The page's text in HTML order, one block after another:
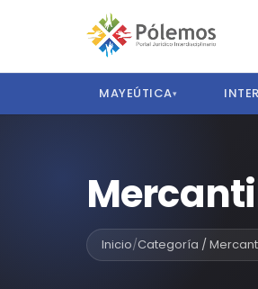
MAYEÚTICA▾
Inicio/Categoría /